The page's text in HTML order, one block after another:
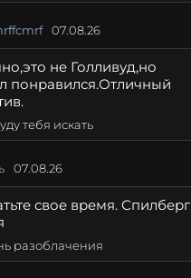
07.08.26
не Голливуд,но
понравился.Отличный
тебя искать
07.08.26
свое время. Спилберг
разоблачения